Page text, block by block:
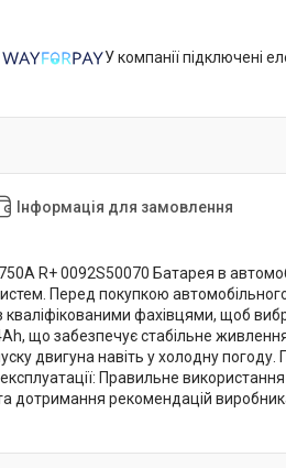
У компанії підключені
Інформація для замовлення
R+ 0092S50070 Батарея в
Перед покупкою
фахівцями, щоб
що забезпечує стабільне
двигуна навіть у холодну
Правильне
дотримання рекомендацій